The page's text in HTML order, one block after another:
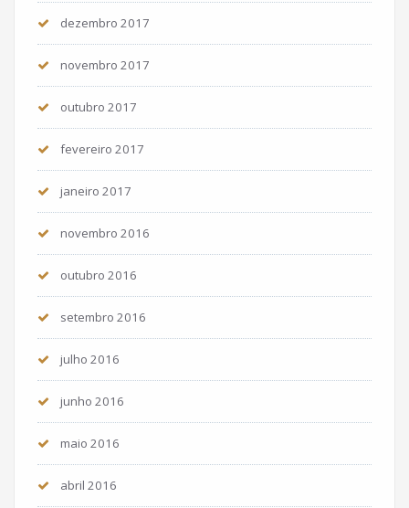
dezembro 2017
novembro 2017
outubro 2017
fevereiro 2017
janeiro 2017
novembro 2016
outubro 2016
setembro 2016
julho 2016
junho 2016
maio 2016
abril 2016